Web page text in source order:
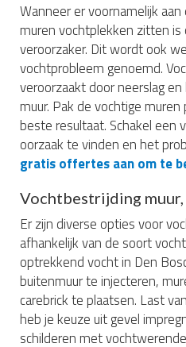
Wanneer er voornamelijk
muren vochtplekken zitten
veroorzaker. Dit wordt ook
vochtprobleem genoemd.
veroorzaakt door neerslag
muur. Pak de vochtige
beste resultaat. Schakel een
oorzaak te vinden en het
gratis offertes aan om te
Vochtbestrijding
Er zijn diverse opties voor
afhankelijk van de soort
optrekkend vocht in Den
buitenmuur te injecteren,
carebrick te plaatsen. Last
heb je keuze uit gevel
schilderen met